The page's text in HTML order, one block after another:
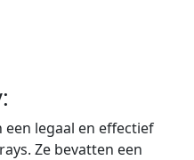
een legaal en effectief
Ze bevatten een